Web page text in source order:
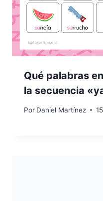
Qué palabras
la secuencia
Por Daniel Martínez